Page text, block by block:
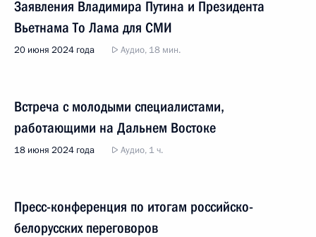
Заявления Владимира Путина и Президента
Вьетнама То Лама для СМИ
20 июня 2024 года Аудио, 18 мин.
Встреча с молодыми специалистами,
работающими на Дальнем Востоке
18 июня 2024 года Аудио, 1 ч.
Пресс-конференция по итогам российско-
белорусских переговоров